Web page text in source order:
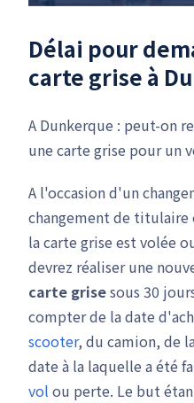
Délai pour
carte grise à
A Dunkerque : peut-on
une carte grise pour un
A l'occasion d'un
changement de titulaire
la carte grise est volée
devrez réaliser une
carte grisesous 30
compter de la date
scooter, du camion, de
date à la laquelle a été
vol ou perte. Le but